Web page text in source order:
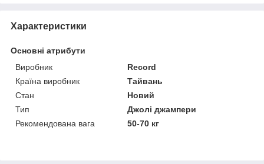
Характеристики
Основні атрибути
Виробник
Record
Країна виробник
Тайвань
Стан
Новий
Тип
Джолі джампери
Рекомендована вага
50-70 кг